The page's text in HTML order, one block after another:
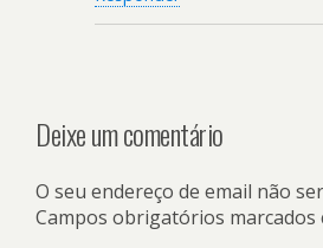
Deixe um comentário
O seu endereço de email não
Campos obrigatórios marcados